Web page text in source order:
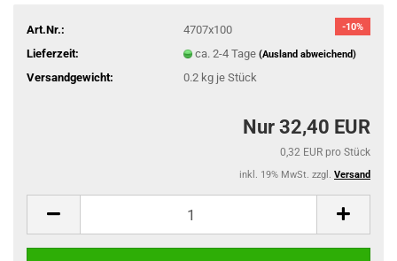
-10%
Art.Nr.:
4707x100
Lieferzeit:
ca. 2-4 Tage (Ausland abweichend)
Versandgewicht: 0.2kg je Stück
Nur 32,40 EUR
0,32 EUR pro Stück
inkl. 19% MwSt. zzgl. Versand